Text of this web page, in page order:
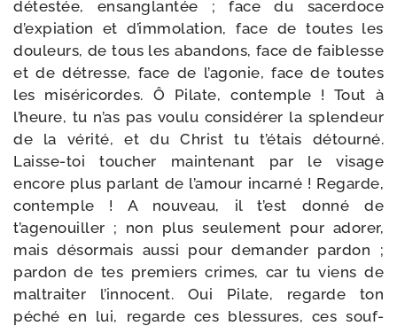
détes­tée, ensan­glan­tée ; face du sacer­doce
d’expiation et d’immolation, face de toutes les
dou­leurs, de tous les aban­dons, face de fai­blesse
et de détresse, face de l’agonie, face de toutes
les misé­ri­cordes. Ô Pilate, contemple ! Tout à
l’heure, tu n’as pas vou­lu consi­dé­rer la splen­deur
de la véri­té, et du Christ tu t’étais détour­né.
Laisse-​toi tou­cher main­te­nant par le visage
encore plus par­lant de l’amour incar­né ! Regarde,
contemple ! A nou­veau, il t’est don­né de
t’agenouiller ; non plus seule­ment pour ado­rer,
mais désor­mais aus­si pour deman­der par­don ;
par­don de tes pre­miers crimes, car tu viens de
mal­trai­ter l’innocent. Oui Pilate, regarde ton
péché en lui, regarde ces bles­sures, ces souf­